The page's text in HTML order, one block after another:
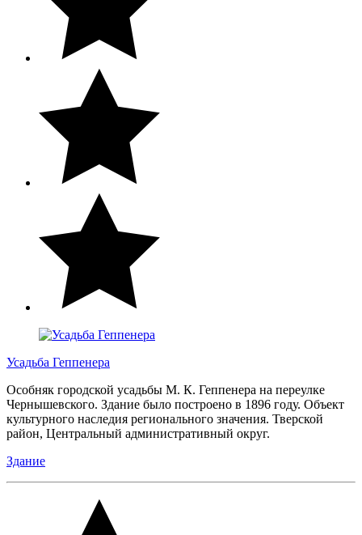
Усадьба Геппенера
Особняк городской усадьбы М. К. Геппенера на переулке
Чернышевского. Здание было построено в 1896 году. Объект
культурного наследия регионального значения. Тверской
район, Центральный административный округ.
Здание